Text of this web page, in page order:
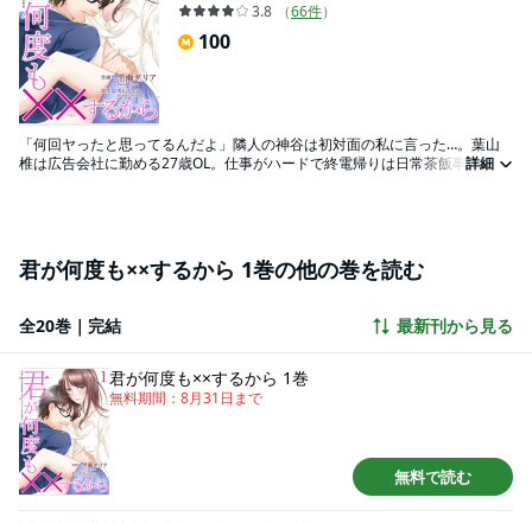
3.8
（66件）
100
「何回ヤったと思ってるんだよ」隣人の神谷は初対面の私に言った…。葉山
椎は広告会社に勤める27歳OL。仕事がハードで終電帰りは日常茶飯事。そん
詳細
君が何度も××するから 1巻の他の巻を読む
全20巻｜完結 最新刊から見る
君が何度も××するから 1巻
無料期間： 8月31日 まで
無料で読む